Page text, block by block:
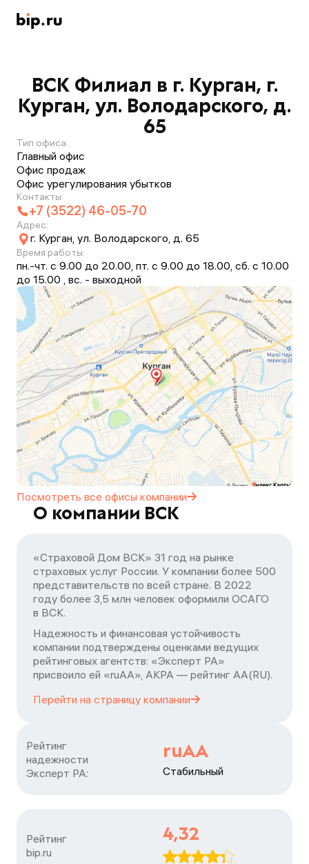
ВСК Филиал в г. Курган, г.
Курган, ул. Володарского, д.
65
Тип офиса:
Главный офис
Офис продаж
Офис урегулирования убытков
Контакты:
+7 (3522) 46-05-70
Адрес:
г. Курган, ул. Володарского, д. 65
Время работы:
пн.-чт. с 9.00 до 20.00, пт. с 9.00 до 18.00, сб. с 10.00
до 15.00 , вс. - выходной
Посмотреть все офисы компании
О компании ВСК
«Страховой Дом ВСК» 31 год на рынке
страховых услуг России. У компании более 500
представительств по всей стране. В 2022
году более 3,5 млн человек оформили ОСАГО
в ВСК.
Надежность и финансовая устойчивость
компании подтверждены оценками ведущих
рейтинговых агентств: «Эксперт РА»
присвоило ей «ruAA», АКРА — рейтинг АА(RU).
Перейти на страницу компании
Рейтинг
надежности
Эксперт РА:
ruAA
Стабильный
Рейтинг
bip.ru
4,32